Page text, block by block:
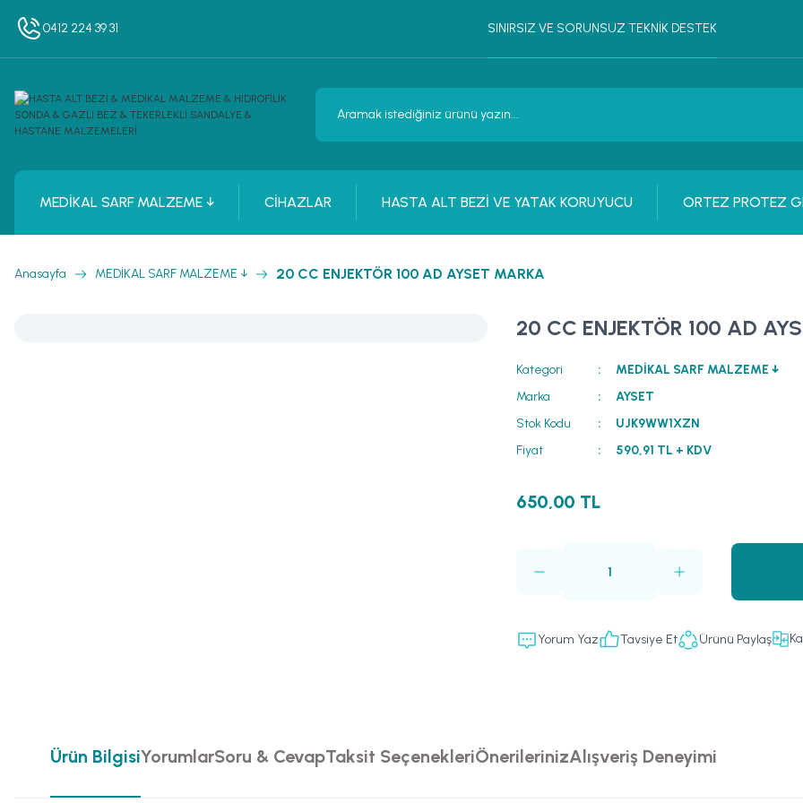
0412 224 39 31 SINIRSIZ VE SORUNSUZ TEKNİK DESTEK
MEDİKAL SARF MALZEME ↓ CİHAZLAR HASTA ALT BEZİ VE YATAK KORUYUCU ORTEZ PROTEZ
Anasayfa MEDİKAL SARF MALZEME ↓ 20 CC ENJEKTÖR 100 AD AYSET MARKA
20 CC ENJEKTÖR 100 AD
Kategori
MEDİKAL SARF MALZEME ↓
Marka
AYSET
Stok Kodu
UJK9WW1XZN
Fiyat
590,91 TL + KDV
650,00 TL
Yorum Yaz Tavsiye Et Ürünü Paylaş
Ürün BilgisiYorumlarSoru & CevapTaksit SeçenekleriÖnerilerinizAlışveriş Deneyimi